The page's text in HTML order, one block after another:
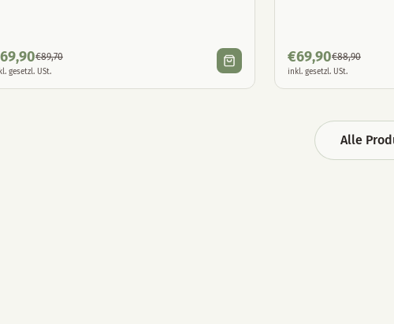
69,90€89,70
gesetzl. USt.
€69,90€88,90
inkl. gesetzl. USt.
Alle